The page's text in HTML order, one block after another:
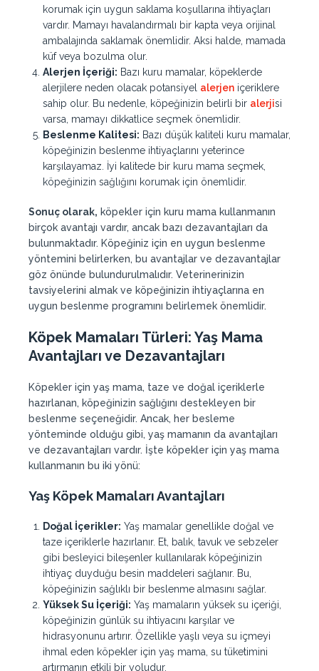
korumak için uygun saklama koşullarına ihtiyaçları
vardır. Mamayı havalandırmalı bir kapta veya orijinal
ambalajında saklamak önemlidir. Aksi halde, mamada
küf veya bozulma olur.
Alerjen İçeriği: Bazı kuru mamalar, köpeklerde
alerjilere neden olacak potansiyel alerjen içeriklere
sahip olur. Bu nedenle, köpeğinizin belirli bir alerjisi
varsa, mamayı dikkatlice seçmek önemlidir.
Beslenme Kalitesi: Bazı düşük kaliteli kuru mamalar,
köpeğinizin beslenme ihtiyaçlarını yeterince
karşılayamaz. İyi kalitede bir kuru mama seçmek,
köpeğinizin sağlığını korumak için önemlidir.
Sonuç olarak, köpekler için kuru mama kullanmanın
birçok avantajı vardır, ancak bazı dezavantajları da
bulunmaktadır. Köpeğiniz için en uygun beslenme
yöntemini belirlerken, bu avantajlar ve dezavantajlar
göz önünde bulundurulmalıdır. Veterinerinizin
tavsiyelerini almak ve köpeğinizin ihtiyaçlarına en
uygun beslenme programını belirlemek önemlidir.
Köpek Mamaları Türleri: Yaş Mama
Avantajları ve Dezavantajları
Köpekler için yaş mama, taze ve doğal içeriklerle
hazırlanan, köpeğinizin sağlığını destekleyen bir
beslenme seçeneğidir. Ancak, her besleme
yönteminde olduğu gibi, yaş mamanın da avantajları
ve dezavantajları vardır. İşte köpekler için yaş mama
kullanmanın bu iki yönü:
Yaş Köpek MamalarıAvantajları
Doğal İçerikler: Yaş mamalar genellikle doğal ve
taze içeriklerle hazırlanır. Et, balık, tavuk ve sebzeler
gibi besleyici bileşenler kullanılarak köpeğinizin
ihtiyaç duyduğu besin maddeleri sağlanır. Bu,
köpeğinizin sağlıklı bir beslenme almasını sağlar.
Yüksek Su İçeriği: Yaş mamaların yüksek su içeriği,
köpeğinizin günlük su ihtiyacını karşılar ve
hidrasyonunu artırır. Özellikle yaşlı veya su içmeyi
ihmal eden köpekler için yaş mama, su tüketimini
artırmanın etkili bir yoludur.